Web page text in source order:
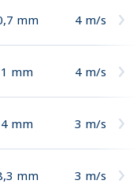
mm 4 m/s
1 mm 4 m/s
4 mm 3 m/s
mm 3 m/s